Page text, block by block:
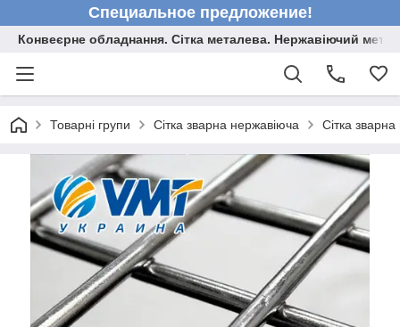
Специальное предложение!
Конвеєрне обладнання. Сітка металева. Нержавіючий
Товарні групи Сітка зварна нержавіюча Сітка